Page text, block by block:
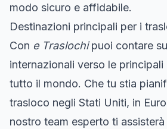
modo sicuro e affidabile.
Destinazioni principali per i
Con e Traslochipuoi contare
internazionali verso le
tutto il mondo. Che tu stia
trasloco negli Stati Uniti, in
nostro team esperto ti